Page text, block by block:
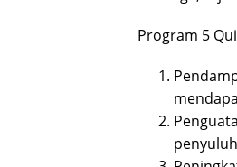
Program 5